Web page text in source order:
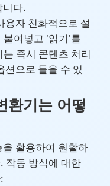
니다.
용자 친화적으로 설
붙여넣고 '읽기'를
즉시 콘텐츠 처리
션으로 들을 수 있
환기는 어떻
활용하여 원활하
작동 방식에 대한